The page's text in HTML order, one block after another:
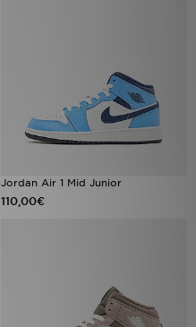
Jordan Air 1 Mid Junior
110,00€